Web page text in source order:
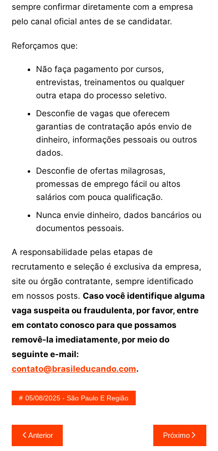
sempre confirmar diretamente com a empresa
pelo canal oficial antes de se candidatar.
Reforçamos que:
Não faça pagamento por cursos,
entrevistas, treinamentos ou qualquer
outra etapa do processo seletivo.
Desconfie de vagas que oferecem
garantias de contratação após envio de
dinheiro, informações pessoais ou outros
dados.
Desconfie de ofertas milagrosas,
promessas de emprego fácil ou altos
salários com pouca qualificação.
Nunca envie dinheiro, dados bancários ou
documentos pessoais.
A responsabilidade pelas etapas de
recrutamento e seleção é exclusiva da empresa,
site ou órgão contratante, sempre identificado
em nossos posts. Caso você identifique alguma
vaga suspeita ou fraudulenta, por favor, entre
em contato conosco para que possamos
removê-la imediatamente, por meio do
seguinte e-mail:
contato@brasileducando.com.
05/08/2025 - São Paulo E Região
Navegação
de
Anterior Próximo